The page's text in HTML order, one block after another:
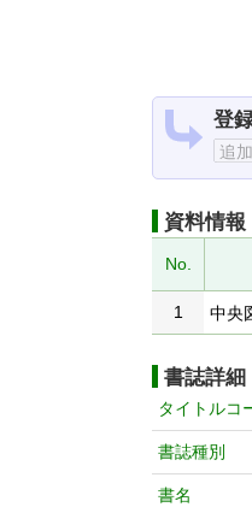
登
資料情報
No.
1
中央
書誌詳細
タイトルコ
書誌種別
書名